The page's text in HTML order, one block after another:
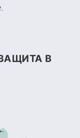
В